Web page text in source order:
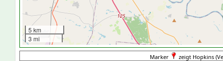
5 km
3 mi
Marker zeigt Hopkins